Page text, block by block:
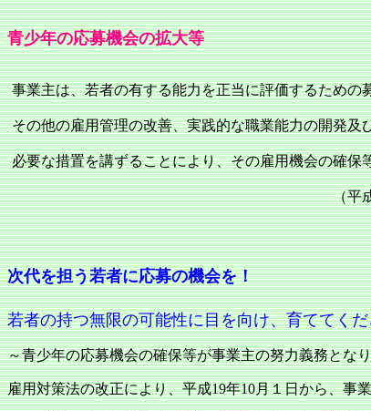
青少年の応募機会の拡大等
事業主は、若者の有する能力を正当に評価するための
その他の雇用管理の改善、実践的な職業能力の開発及
必要な措置を講ずることにより、その雇用機会の確
（平成１９年１０月1
次代を担う若者に応募の機会を！
若者の持つ無限の可能性に目を向け、育ててく
～青少年の応募機会の確保等が事業主の努力義務とな
雇用対策法の改正により、平成19年10月１日から、事